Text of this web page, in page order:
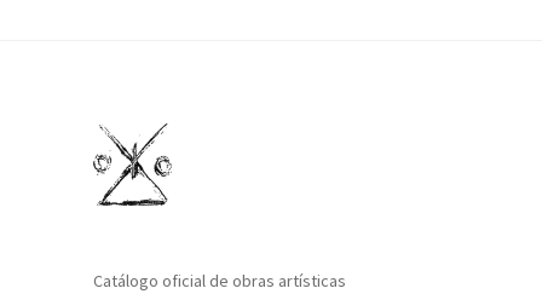
Catálogo oficial de obras artísticas